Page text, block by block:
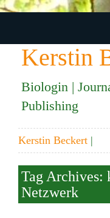
Kerstin
Biologin |
Publishing
Kerstin Beckert |
Tag Archives:
Netzwerk